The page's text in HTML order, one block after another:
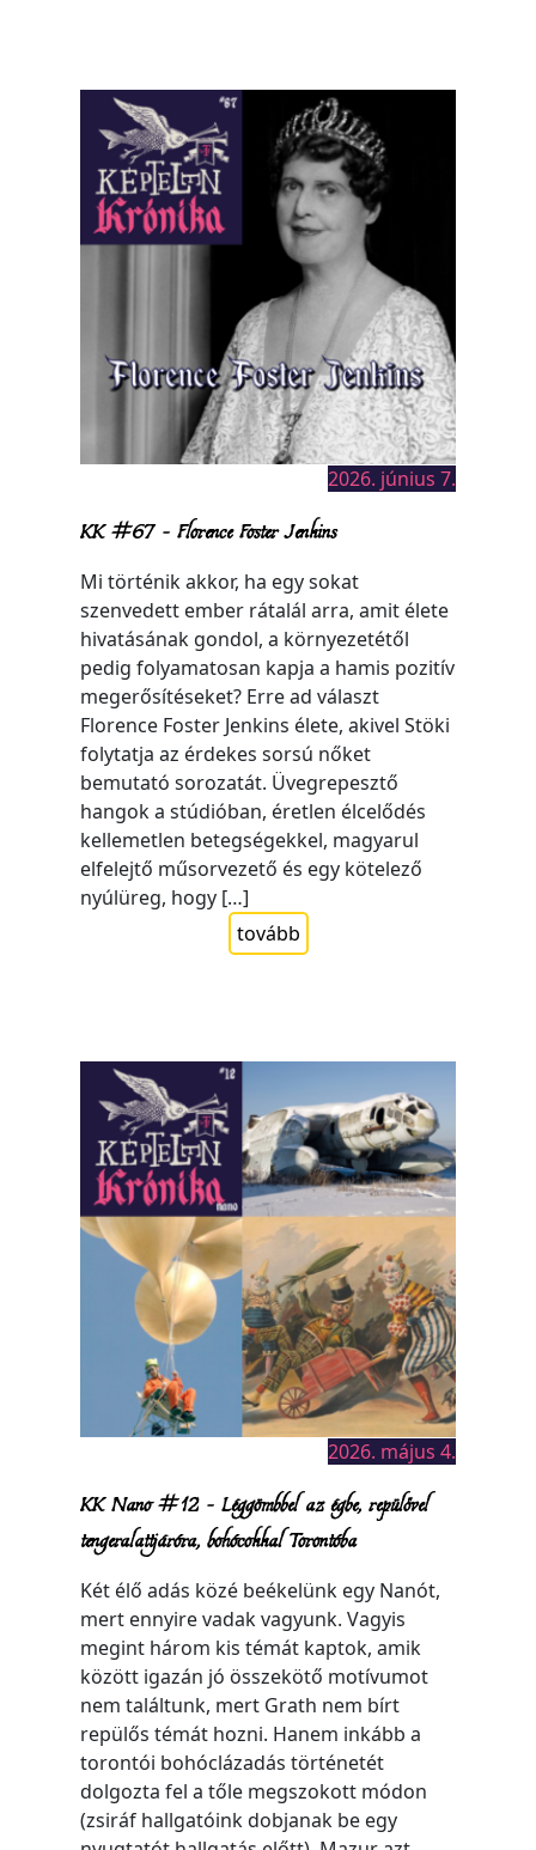
2026. június 7.
KK #67 – Florence Foster Jenkins
Mi történik akkor, ha egy sokat
szenvedett ember rátalál arra, amit élete
hivatásának gondol, a környezetétől
pedig folyamatosan kapja a hamis pozitív
megerősítéseket? Erre ad választ
Florence Foster Jenkins élete, akivel Stöki
folytatja az érdekes sorsú nőket
bemutató sorozatát. Üvegrepesztő
hangok a stúdióban, éretlen élcelődés
kellemetlen betegségekkel, magyarul
elfelejtő műsorvezető és egy kötelező
nyúlüreg, hogy […]
tovább
2026. május 4.
KK Nano #12 – Léggömbbel az égbe, repülővel
tengeralattjáróra, bohócokkal Torontóba
Két élő adás közé beékelünk egy Nanót,
mert ennyire vadak vagyunk. Vagyis
megint három kis témát kaptok, amik
között igazán jó összekötő motívumot
nem találtunk, mert Grath nem bírt
repülős témát hozni. Hanem inkább a
torontói bohóclázadás történetét
dolgozta fel a tőle megszokott módon
(zsiráf hallgatóink dobjanak be egy